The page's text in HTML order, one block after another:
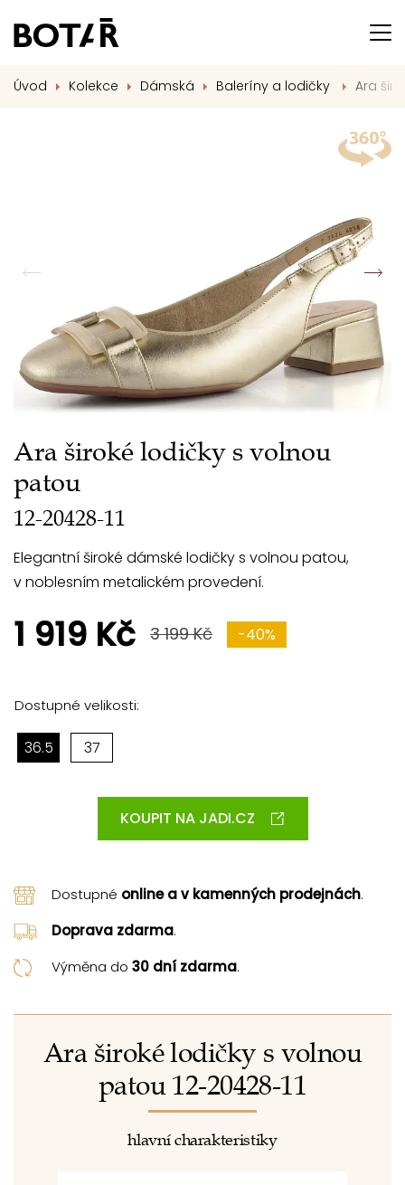
Úvod Kolekce Dámská Baleríny a lodičky Ara
Ara široké lodičky s volnou
patou
12-20428-11
Elegantní široké dámské lodičky s volnou patou,
v noblesním metalickém provedení.
1 919 Kč 3 199 Kč -40%
Dostupné velikosti:
36.5 37
KOUPIT NA JADI.CZ
Dostupné online a v kamenných prodejnách.
Doprava zdarma.
Výměna do 30 dní zdarma.
Ara široké lodičky s volnou
patou 12-20428-11
hlavní charakteristiky